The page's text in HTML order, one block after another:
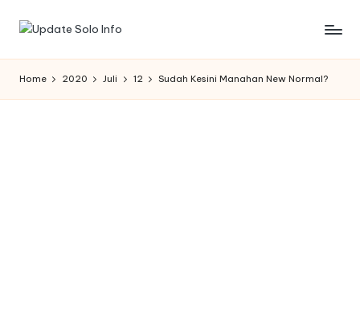
Skip
U
p
d
Solo
Home 2020 Juli 12 Sudah Kesini Manahan New Normal?